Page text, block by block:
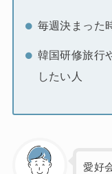
毎週決まった
韓国研修旅行
したい人
愛好